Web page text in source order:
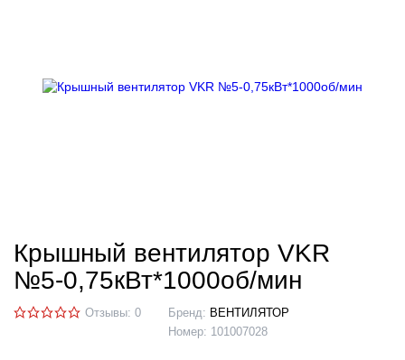
Крышный вентилятор VKR
№5-0,75кВт*1000об/мин
Отзывы: 0 Бренд: ВЕНТИЛЯТОР
Номер: 101007028